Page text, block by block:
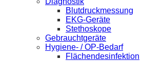
Blutdruckmessung
EKG-Geräte
Stethoskope
Gebrauchtgeräte
Hygiene- / OP-Bedarf
Flächendesinfektion